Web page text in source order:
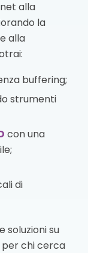
alla
la
alla
buffering;
strumenti
con una
di
soluzioni su
per chi cerca